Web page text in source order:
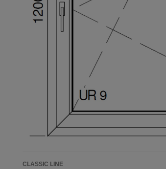
CLASSIC LINE